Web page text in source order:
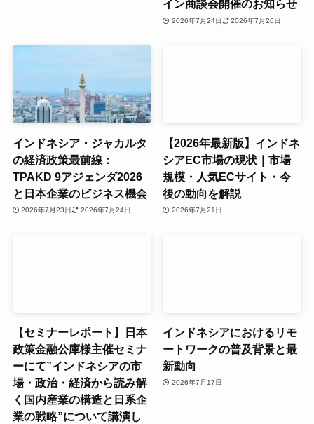
イン商談会開催のお知らせ
2026年7月24日 2026年7月26日
インドネシア・ジャカルタ
の経済政策最前線：
TPAKD 9アジェンダ2026
と日本企業のビジネス機会
2026年7月23日 2026年7月24日
【2026年最新版】インドネ
シアEC市場の現状｜市場
規模・人気ECサイト・今
後の動向を解説
2026年7月21日
【セミナーレポート】日本
政策金融公庫様主催セミナ
ーにて”インドネシアの市
場・政治・経済から読み解
く国内産業の構造と日系企
業の戦略”について講演し
インドネシアにおけるリモ
ートワークの普及背景と最
新動向
2026年7月17日